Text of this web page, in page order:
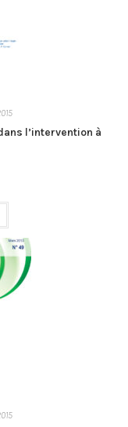
l’intervention à